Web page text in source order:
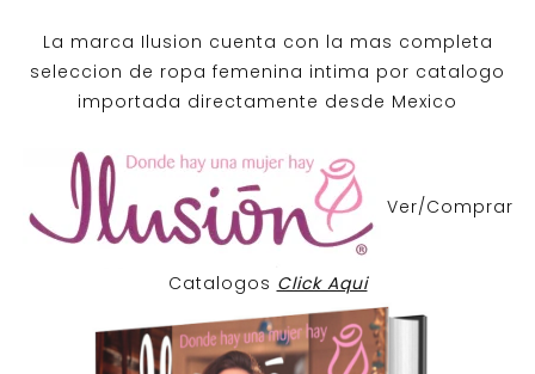
La marca Ilusion cuenta con la mas completa
seleccion de ropa femenina intima por catalogo
importada directamente desde Mexico
Ver/Comprar
Catalogos Click Aqui